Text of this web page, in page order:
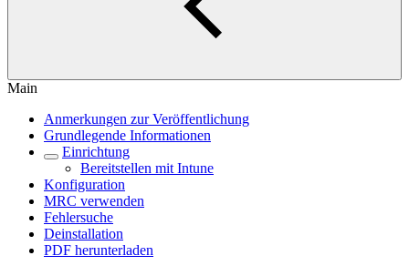
Main
Anmerkungen zur Veröffentlichung
Grundlegende Informationen
Einrichtung
Bereitstellen mit Intune
Konfiguration
MRC verwenden
Fehlersuche
Deinstallation
PDF herunterladen